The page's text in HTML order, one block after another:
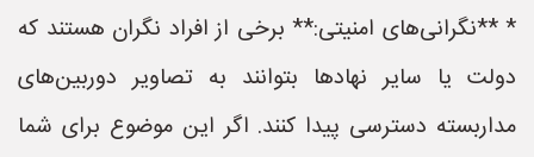
* **نگرانی‌های امنیتی:** برخی از افراد نگران هستند که
دولت یا سایر نهادها بتوانند به تصاویر دوربین‌های
مداربسته دسترسی پیدا کنند. اگر این موضوع برای شما